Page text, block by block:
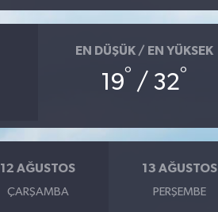
EN DÜŞÜK / EN YÜKSEK
19° / 32°
12 AĞUSTOS
ÇARŞAMBA
13 AĞUSTOS
PERŞEMBE